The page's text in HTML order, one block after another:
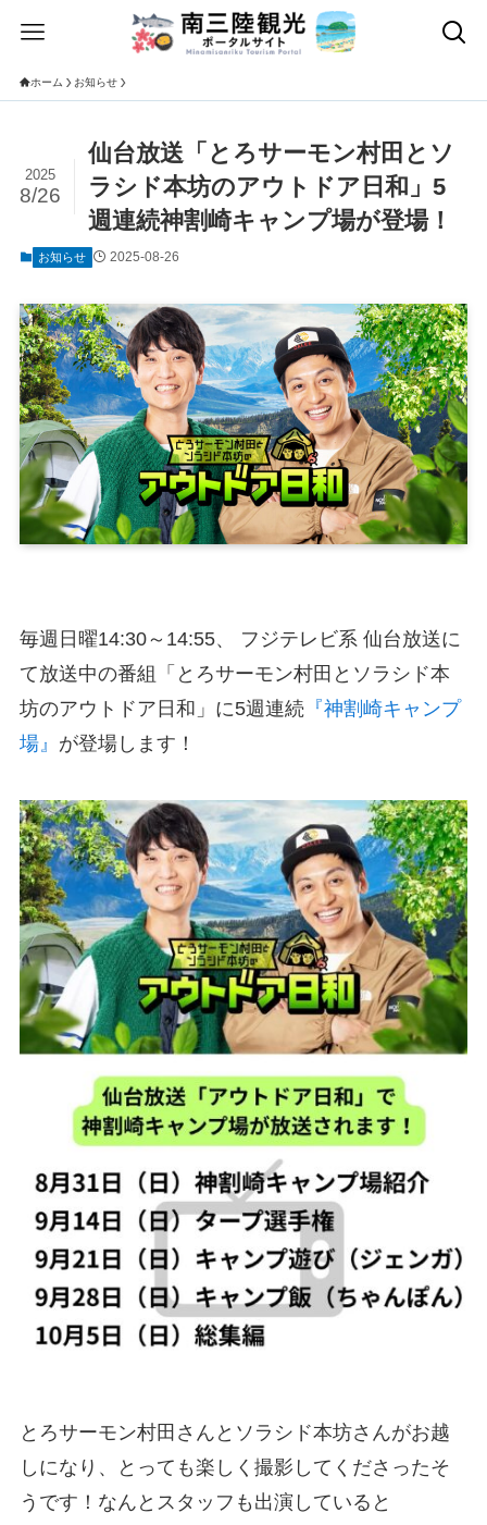
ホーム お知らせ
仙台放送「とろサーモン村田とソ
ラシド本坊のアウトドア日和」5
週連続神割崎キャンプ場が登場！
2025
8/26
お知らせ 2025-08-26
毎週日曜14:30～14:55、 フジテレビ系 仙台放送に
て放送中の番組「とろサーモン村田とソラシド本
坊のアウトドア日和」に5週連続『神割崎キャンプ
場』 が登場します！
とろサーモン村田さんとソラシド本坊さんがお越
しになり、とっても楽しく撮影してくださったそ
うです！なんとスタッフも出演していると